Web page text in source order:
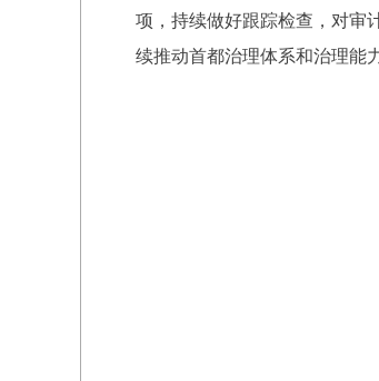
项，持续做好跟踪检查，对审
续推动首都治理体系和治理能